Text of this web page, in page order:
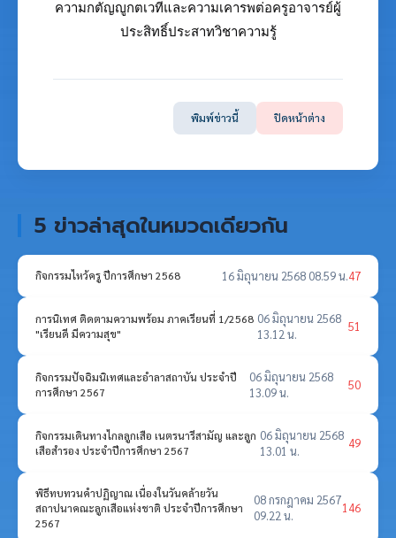
ความกตัญญูกตเวทีและความเคารพต่อครูอาจารย์ผู้
ประสิทธิ์ประสาทวิชาความรู้
พิมพ์ข่าวนี้ ปิดหน้าต่าง
5 ข่าวล่าสุดในหมวดเดียวกัน
กิจกรรมไหว้ครู ปีการศึกษา 2568 16 มิถุนายน 2568 08.59 น.47
การนิเทศ ติดตามความพร้อม ภาคเรียนที่ 1/2568
"เรียนดี มีความสุข"
06 มิถุนายน 2568
13.12 น.
51
กิจกรรมปัจฉิมนิเทศและอำลาสถาบัน ประจำปี
การศึกษา 2567
06 มิถุนายน 2568
13.09 น.
50
กิจกรรมเดินทางไกลลูกเสือ เนตรนารีสามัญ และลูก
เสือสำรอง ประจำปีการศึกษา 2567
06 มิถุนายน 2568
13.01 น.
49
พิธีทบทวนคำปฏิญาณ เนื่องในวันคล้ายวัน
สถาปนาคณะลูกเสือแห่งชาติ ประจำปีการศึกษา
2567
08 กรกฎาคม 2567
09.22 น.
146